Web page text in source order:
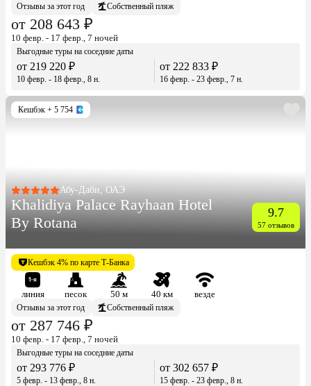
Отзывы за этот год
Собственный пляж
от 208 643 ₽
10 февр. - 17 февр., 7 ночей
Выгодные туры на соседние даты
от 219 220 ₽
10 февр. - 18 февр., 8 н.
от 222 833 ₽
16 февр. - 23 февр., 7 н.
Кешбэк + 5 754
Абу-Даби, ОАЭ
Khalidiya Palace Rayhaan Hotel
By Rotana
9.7
57 отзывов
Кешбэк 4% по карте Т-Банка
линия песок 50 м 40 км
везде
Отзывы за этот год
Собственный пляж
от 287 746 ₽
10 февр. - 17 февр., 7 ночей
Выгодные туры на соседние даты
от 293 776 ₽
5 февр. - 13 февр., 8 н.
от 302 657 ₽
15 февр. - 23 февр., 8 н.